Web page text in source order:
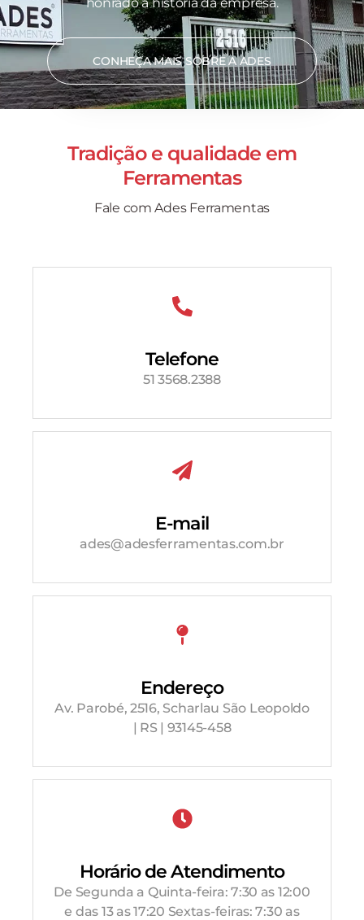
CONHEÇA MAIS SOBRE A ADES
Tradição e qualidade em
Ferramentas
Fale com Ades Ferramentas
Telefone
51 3568.2388
E-mail
ades@adesferramentas.com.br
Endereço
Av. Parobé, 2516, Scharlau São Leopoldo
| RS | 93145-458
Horário de Atendimento
De Segunda a Quinta-feira: 7:30 as 12:00
e das 13 as 17:20 Sextas-feiras: 7:30 as